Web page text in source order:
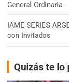
General Ordinaria
IAME SERIES
con Invitados
Quizás te lo